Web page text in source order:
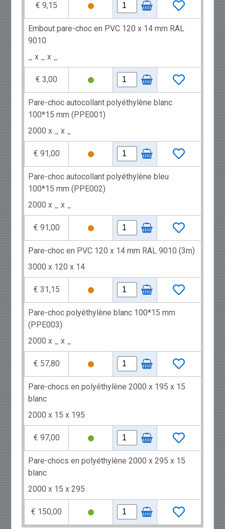
€ 9,15
Embout pare-choc en PVC 120 x 14 mm RAL
9010
_ x _ x _
€ 3,00
Pare-choc autocollant polyéthylène blanc
100*15 mm (PPE001)
2000 x _ x _
€ 91,00
Pare-choc autocollant polyéthylène bleu
100*15 mm (PPE002)
2000 x _ x _
€ 91,00
Pare-choc en PVC 120 x 14 mm RAL 9010 (3m)
3000 x 120 x 14
€ 31,15
Pare-choc polyéthylène blanc 100*15 mm
(PPE003)
2000 x _ x _
€ 57,80
Pare-chocs en polyéthylène 2000 x 195 x 15
blanc
2000 x 15 x 195
€ 97,00
Pare-chocs en polyéthylène 2000 x 295 x 15
blanc
2000 x 15 x 295
€ 150,00